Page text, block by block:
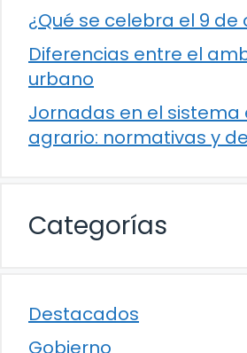
¿Qué se celebra el 9 de
Diferencias entre el
urbano
Jornadas en el sistema
agrario: normativas y
Categorías
Destacados
Gobierno